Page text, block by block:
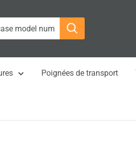
Poignées de transport